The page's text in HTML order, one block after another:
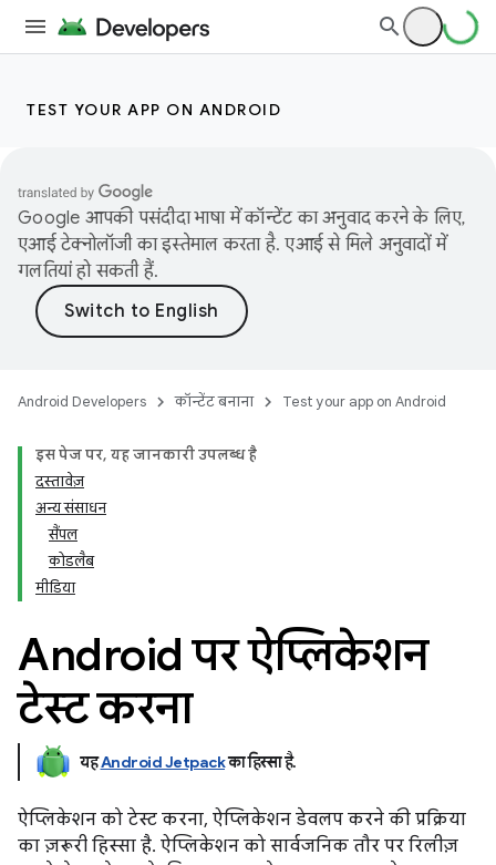
TEST YOUR APP ON ANDROID
Google आपकी पसंदीदा भाषा में कॉन्टेंट का अनुवाद करने के लिए,
एआई टेक्नोलॉजी का इस्तेमाल करता है. एआई से मिले अनुवादों में
गलतियां हो सकती हैं.
Android Developers कॉन्टेंट बनाना Test your app on Android
इस पेज पर, यह जानकारी उपलब्ध है
दस्तावेज़
अन्य संसाधन
सैंपल
कोडलैब
मीडिया
Android पर ऐप्लिकेशन
टेस्ट करना
यहAndroid Jetpackका हिस्सा है.
ऐप्लिकेशन को टेस्ट करना, ऐप्लिकेशन डेवलप करने की प्रक्रिया
का ज़रूरी हिस्सा है. ऐप्लिकेशन को सार्वजनिक तौर पर रिलीज़